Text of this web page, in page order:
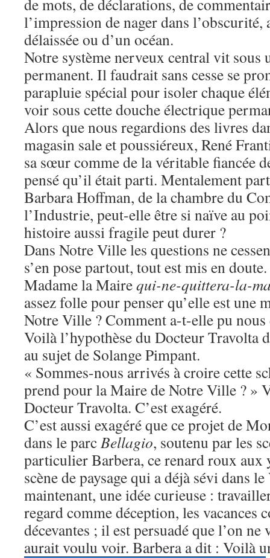
de mots, de déclarations, de
l’impression de nager dans l’obscurité,
délaissée ou d’un océan.
Notre système nerveux central vit sous
permanent. Il faudrait sans cesse se
parapluie spécial pour isoler chaque
voir sous cette douche électrique
Alors que nous regardions des livres
magasin sale et poussiéreux, René
sa sœur comme de la véritable fiancée
pensé qu’il était parti. Mentalement
Barbara Hoffman, de la chambre du
l’Industrie, peut-elle être si naïve au
histoire aussi fragile peut durer ?
Dans Notre Ville les questions ne
s’en pose partout, tout est mis en
Madame la Mairequi-ne-quittera-la-
assez folle pour penser qu’elle est une
Notre Ville ? Comment a-t-elle pu nous
Voilà l’hypothèse du Docteur Travolta
au sujet de Solange Pimpant.
« Sommes-nous arrivés à croire cette
prend pour la Maire de Notre Ville ? »
Docteur Travolta. C’est exagéré.
C’est aussi exagéré que ce projet de
dans le parcBellagio, soutenu par les
particulier Barbera, ce renard roux aux
scène de paysage qui a déjà sévi dans
maintenant, une idée curieuse :
regard comme déception, les vacances
décevantes ; il est persuadé que l’on
aurait voulu voir. Barbera a dit : Voilà